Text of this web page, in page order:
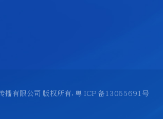
有限公司 版权所有. 粤 ICP 备13055691号